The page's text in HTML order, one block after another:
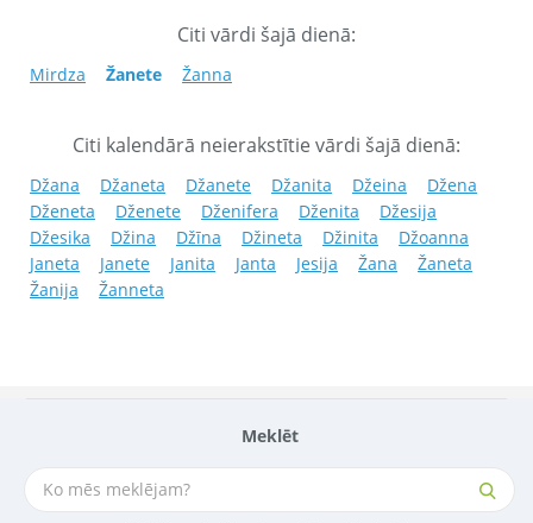
Meklēt
Citi vārdi šajā dienā:
Mirdza Žanete Žanna
Citi kalendārā neierakstītie vārdi šajā dienā:
Džana Džaneta Džanete Džanita Džeina
Džena
Dženeta
Dženete Dženifera Dženita
Džesija
Džesika
Džina Džīna Džineta Džinita
Džoanna
Janeta
Janete Janita Janta Jesija Žana
Žaneta
Žanija
Žanneta